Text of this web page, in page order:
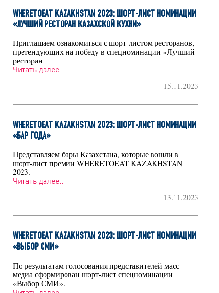
WHERETOEAT KAZAKHSTAN 2023: ШОРТ-ЛИСТ НОМИНАЦИИ
«ЛУЧШИЙ РЕСТОРАН КАЗАХСКОЙ КУХНИ»
Приглашаем ознакомиться с шорт-листом ресторанов,
претендующих на победу в спецноминации «Лучший
ресторан ..
Читать далее..
15.11.2023
WHERETOEAT KAZAKHSTAN 2023: ШОРТ-ЛИСТ НОМИНАЦИИ
«БАР ГОДА»
Представляем бары Казахстана, которые вошли в
шорт-лист премии WHERETOEAT KAZAKHSTAN
2023.
Читать далее..
13.11.2023
WHERETOEAT KAZAKHSTAN 2023: ШОРТ-ЛИСТ НОМИНАЦИИ
«ВЫБОР СМИ»
По результатам голосования представителей масс-
медиа сформирован шорт-лист спецноминации
«Выбор СМИ».